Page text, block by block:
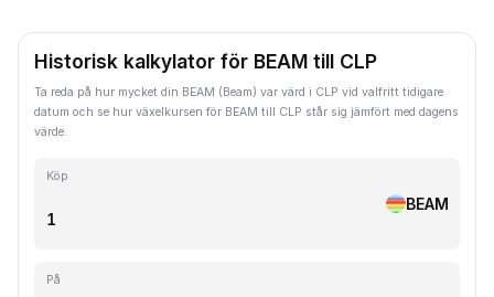
Historisk kalkylator för BEAM till CLP
Ta reda på hur mycket din BEAM (Beam) var värd i CLP vid valfritt tidigare
datum och se hur växelkursen för BEAM till CLP står sig jämfört med dagens
värde.
Köp
BEAM
På